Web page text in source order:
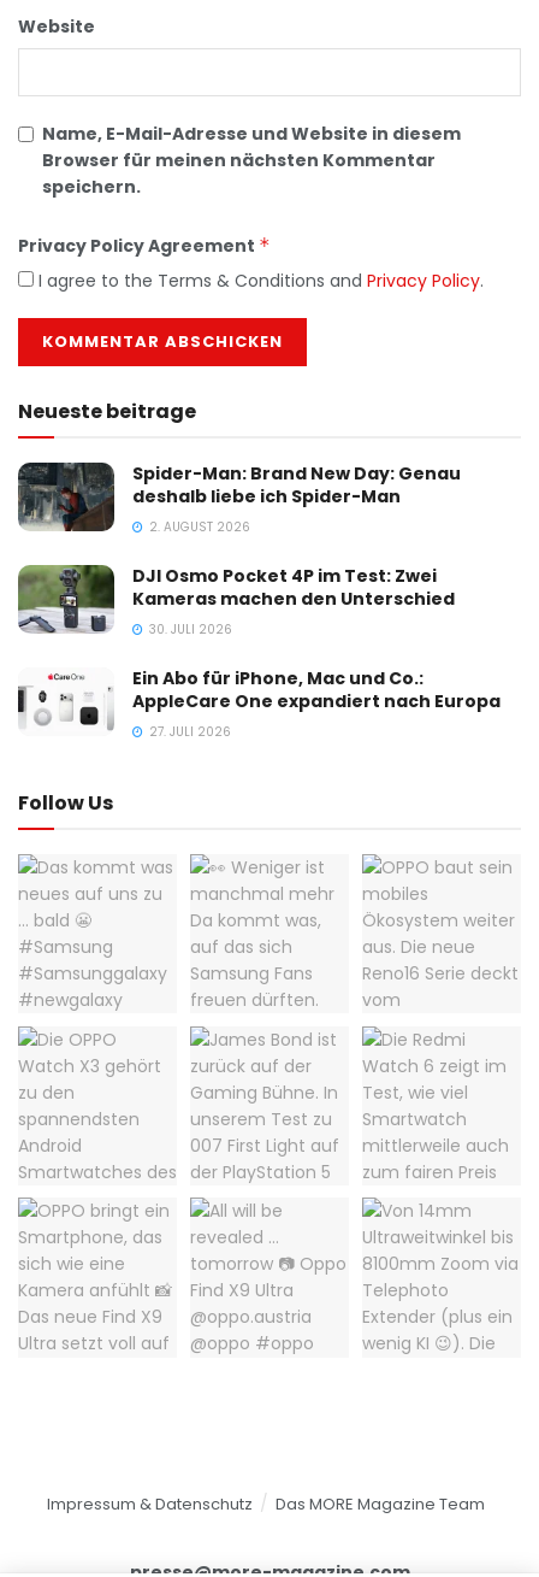
Website
Name, E-Mail-Adresse und Website in diesem
Browser für meinen nächsten Kommentar
speichern.
Privacy Policy Agreement *
I agree to the Terms & Conditions and Privacy Policy.
Neueste beitrage
Spider-Man: Brand New Day: Genau
deshalb liebe ich Spider-Man
2. AUGUST 2026
DJI Osmo Pocket 4P im Test: Zwei
Kameras machen den Unterschied
30. JULI 2026
Ein Abo für iPhone, Mac und Co.:
AppleCare One expandiert nach Europa
27. JULI 2026
Follow Us
Impressum & Datenschutz Das MORE Magazine Team